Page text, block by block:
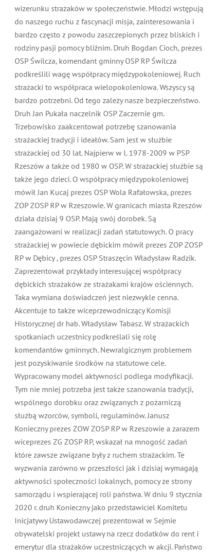
ratowniczych i aktywności kulturalnej ochotniczych
straży pożarnych. Ważne jest aktywne budowanie
wizerunku strażaków w społeczeństwie. Młodzi
wstępują do naszego ruchu z fascynacji misja,
zainteresowania i bardzo często z powodu
zaszczepionych przez bliskich i rodziny pasji pomocy
bliźnim. Druh Bogdan Cioch, prezes OSP Świlcza,
komendant gminny OSP RP Świlcza podkreślili wagę
współpracy międzypokoleniowej. Ruch strażacki to
współpraca wielopokoleniowa. Wszyscy są bardzo
potrzebni. Od tego zależy nasze bezpieczeństwo. Druh
Jan Pukała naczelnik OSP Zaczernie gm. Trzebowisko
zaakcentował potrzebę szanowania strażackiej tradycji
i ideałów. Sam jest w służbie strażackiej od 30 lat.
Najpierw w l. 1978-2009 w PSP Rzeszów a także od
1980 w OSP. W strażackiej służbie są także jego dzieci.
O współpracy międzypokoleniowej mówił Jan Kucaj
prezes OSP Wola Rafałowska, prezes ZOP ZOSP RP w
Rzeszowie. W granicach miasta Rzeszów działa dzisiaj
9 OSP. Mają swój dorobek. Są zaangażowani w
realizacji zadań statutowych. O pracy strażackiej w
powiecie dębickim mówił prezes ZOP ZOSP RP w
Dębicy , prezes OSP Straszęcin Władysław Radzik.
Zaprezentował przykłady interesującej współpracy
dębickich strażaków ze strażakami krajów ościennych.
Taka wymiana doświadczeń jest niezwykle cenna.
Akcentuje to także wiceprzewodniczący Komisji
Historycznej dr hab. Władysław Tabasz. W strażackich
spotkaniach uczestnicy podkreślali się rolę
komendantów gminnych. Newralgicznym problemem
jest pozyskiwanie środków na statutowe cele.
Wypracowany model aktywności podlega modyfikacji.
Tym nie mniej potrzeba jest także szanowania tradycji,
wspólnego dorobku oraz związanych z pożarniczą
służbą wzorców, symboli, regulaminów. Janusz
Konieczny prezes ZOW ZOSP RP w Rzeszowie a
zarazem wiceprezes ZG ZOSP RP, wskazał na mnogość
zadań które zawsze związane były z ruchem
strażackim. Te wyzwania zarówno w przeszłości jak i
dzisiaj wymagają aktywności społeczności lokalnych,
pomocy ze strony samorządu i wspierającej roli
państwa. W dniu 9 stycznia 2020 r. druh Konieczny